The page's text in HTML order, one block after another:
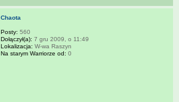
Chaota
Posty: 560
Dołączył(a): 7 gru 2009, o 11:49
Lokalizacja: W-wa Raszyn
Na starym Warriorze od: 0